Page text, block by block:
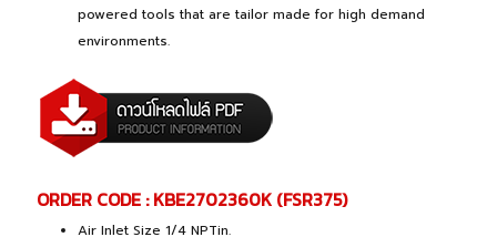
powered tools that are tailor made for high demand
environments.
ORDER CODE : KBE2702360K (FSR375)
Air Inlet Size 1/4 NPTin.